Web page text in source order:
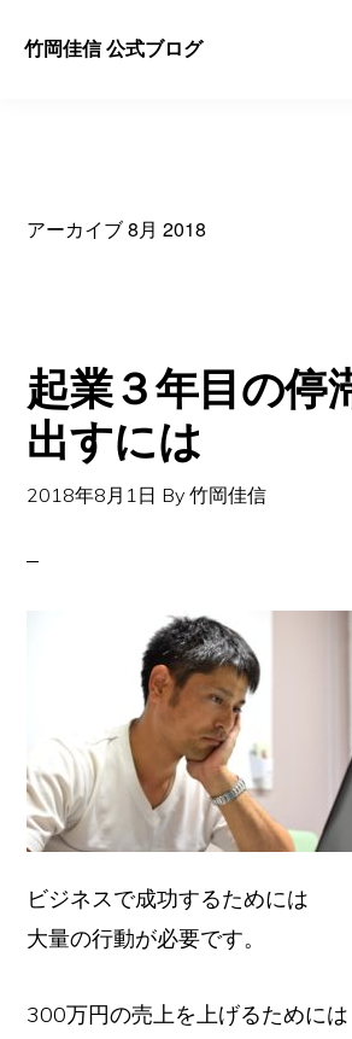
竹岡佳信 公式ブログ
に、
人
と、
な
な
こ
を、
好
アーカイブ 8月 2018
起業３年目の停
出すには
2018年8月1日 By竹岡佳信
ビジネスで成功するためには
大量の行動が必要です。
300万円の売上を上げるためには